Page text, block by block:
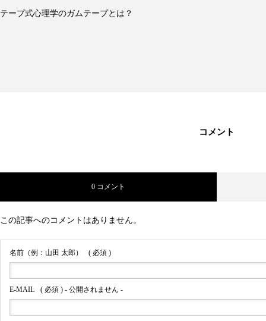
テープ式心理学のガムテープとは？
コメント
0 コメント
この記事へのコメントはありません。
名前（例：山田 太郎） ( 必須 )
E-MAIL ( 必須 ) - 公開されません -